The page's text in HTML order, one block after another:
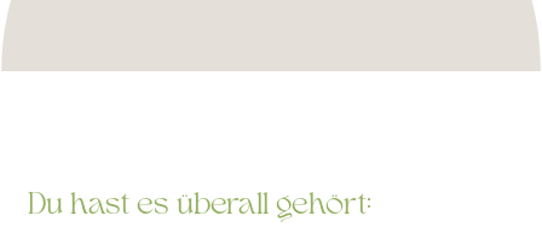
Du hast es überall gehört: